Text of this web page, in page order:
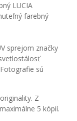
LUCIA
farebný
sprejom značky
sú
Z
5 kópií.